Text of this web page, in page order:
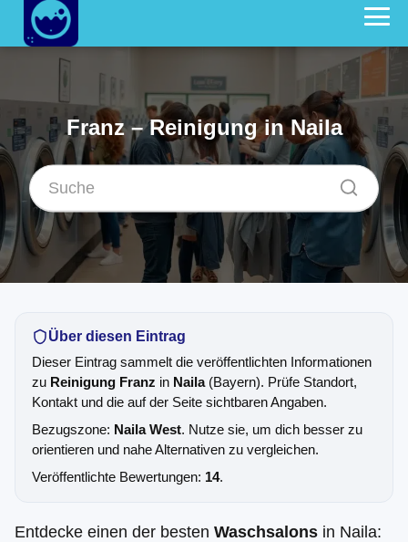
Franz – Reinigung in Naila
Über diesen Eintrag
Dieser Eintrag sammelt die veröffentlichten Informationen
zu Reinigung Franz in Naila(Bayern). Prüfe Standort,
Kontakt und die auf der Seite sichtbaren Angaben.
Bezugszone: Naila West. Nutze sie, um dich besser zu
orientieren und nahe Alternativen zu vergleichen.
Veröffentlichte Bewertungen: 14.
Entdecke einen der besten Waschsalons in Naila: